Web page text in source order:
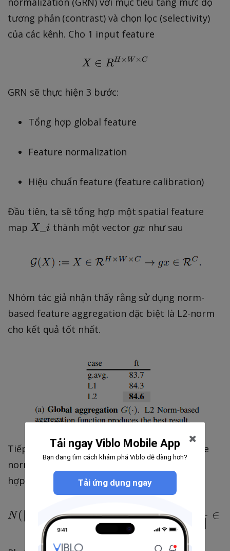
tương phản (contrast) và chọn lọc (selectivity)
của các kênh. Cho 1 input feature
X \in R ^ { H \times
X ∈ RH × W×C
GRN sẽ thực hiện 3 bước:
Tổng hợp global feature
Feature normalization
Hiệu chuẩn feature (feature calibration)
Đầu tiên, ta sẽ tổng hợp một spatial feature
map X
X i thành một vector g
gx như sau
Nhóm tác giả nhận thấy rằng sử dụng norm-
based feature aggregation đặc biệt là L2-norm
cho kết quả tốt nhất.
Tiếp theo đó, nhóm tác giả sử dụng response
normalization function cho giá trị được tổng
hợp ở trên.
N ( \| X _ { i } \| ) :
N (∥ := ∥Xi∥ ∈ R →
∑ =1,…,C ∥ ∥
∈
Tải ngay Viblo Mobile App
Bạn đang tìm cách khám phá Viblo dễ dàng hơn?
Tải ứng dụng ngay